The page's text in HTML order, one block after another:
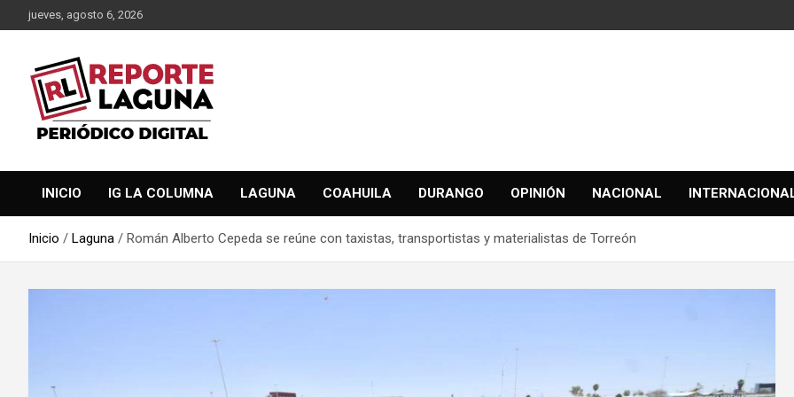
Saltar
al
jueves, agosto 6, 2026
Reporte Laguna
INICIO IG LA COLUMNA LAGUNA COAHUILA DURANGO OPINIÓN NACIONAL
Inicio Laguna Román Alberto Cepeda se reúne con taxistas, transportistas y materialistas de Torreón